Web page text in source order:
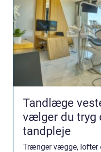
Tandlæge
vælger du tryg
tandpleje
Trænger vægge,